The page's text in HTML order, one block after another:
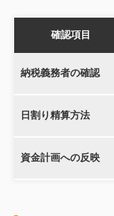
確認項目
納税義務者の確認
日割り精算方法
資金計画への反映